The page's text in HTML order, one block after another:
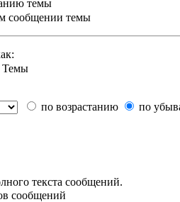
темы
сообщении темы
Темы
по возрастанию
по
текста сообщений.
сообщений